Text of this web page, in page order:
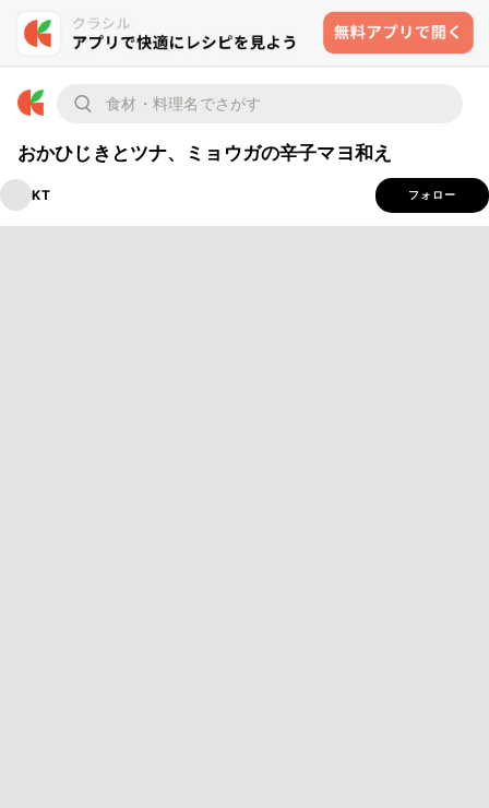
おかひじきとツナ、ミョウガの辛子マヨ和え
KT フォロー